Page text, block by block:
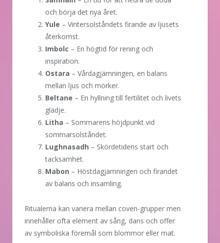
och börja det nya året.
Yule – Vintersolståndets firande av ljusets
återkomst.
Imbolc – En högtid för rening och
inspiration.
Ostara – Vårdagjämningen, en balans
mellan ljus och mörker.
Beltane – En hyllning till fertilitet och livets
glädje.
Litha – Sommarens höjdpunkt vid
sommarsolståndet.
Lughnasadh – Skördetidens start och
tacksamhet.
Mabon – Höstdagjämningen och firandet
av balans och insamling.
Ritualerna kan variera mellan coven-grupper men
innehåller ofta element av sång, dans och offer
av symboliska föremål som blommor eller mat.